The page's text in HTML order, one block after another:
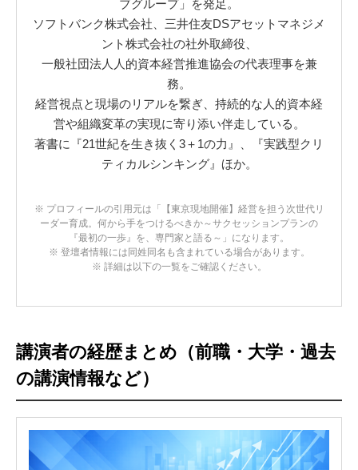
ブグループ」を発足。
ソフトバンク株式会社、三井住友DSアセットマネジメ
ント株式会社の社外取締役、
一般社団法人人的資本経営推進協会の代表理事を兼
務。
経営視点と現場のリアルを繋ぎ、持続的な人的資本経
営や組織変革の実現に寄り添い伴走している。
著書に『21世紀を生き抜く3＋1の力』、『実践型クリ
ティカルシンキング』ほか。
※ プロフィールの引用元は「【東京現地開催】経営を担う次世代リ
ーダー育成。何から手をつけるべきか～サクセッションプランの
『最初の一歩』を、専門家と語る～」になります。
※ 登壇者情報には同姓同名も含まれている場合があります。
※ 詳細は以下の一覧をご確認ください。
講演者の経歴まとめ（前職・大学・過去
の講演情報など）